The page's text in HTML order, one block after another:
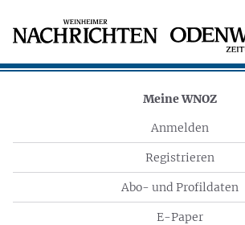
Meine WNOZ
Anmelden
Registrieren
Abo- und Profildaten
E-Paper